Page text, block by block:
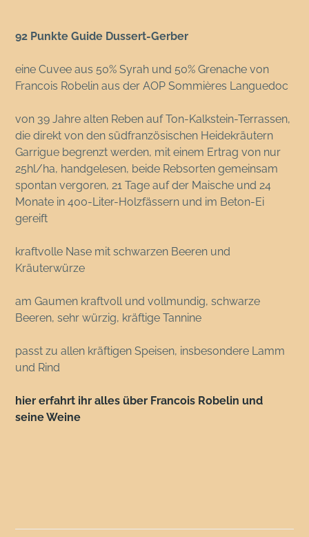
92 Punkte Guide Dussert-Gerber
eine Cuvee aus 50% Syrah und 50% Grenache von
Francois Robelin aus der AOP Sommières Languedoc
von 39 Jahre alten Reben auf Ton-Kalkstein-Terrassen,
die direkt von den südfranzösischen Heidekräutern
Garrigue begrenzt werden, mit einem Ertrag von nur
25hl/ha, handgelesen, beide Rebsorten gemeinsam
spontan vergoren, 21 Tage auf der Maische und 24
Monate in 400-Liter-Holzfässern und im Beton-Ei
gereift
kraftvolle Nase mit schwarzen Beeren und
Kräuterwürze
am Gaumen kraftvoll und vollmundig, schwarze
Beeren, sehr würzig, kräftige Tannine
passt zu allen kräftigen Speisen, insbesondere Lamm
und Rind
hier erfahrt ihr alles über Francois Robelin und
seine Weine